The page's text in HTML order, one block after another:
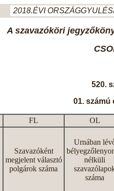
2018.ÉVI
A szavazóköri
520.
01. számú
FL
OL
Szavazóként
megjelent választó
polgárok száma
Urnában
nélküli
száma